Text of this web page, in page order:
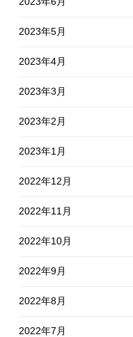
2023年5月
2023年4月
2023年3月
2023年2月
2023年1月
2022年12月
2022年11月
2022年10月
2022年9月
2022年8月
2022年7月